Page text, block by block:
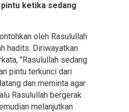
ketika sedang
oleh Rasulullah
hadits. Diriwayatkan
"Rasulullah sedang
pintu terkunci dari
dan meminta agar
Rasulullah bergerak
melanjutkan